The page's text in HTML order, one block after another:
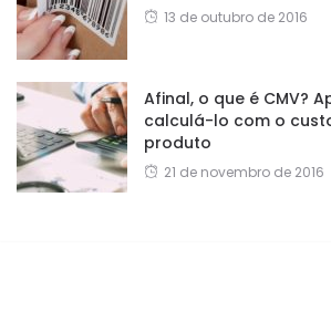
13 de outubro de 2016
Afinal, o que é CMV?
calculá-lo com o
produto
21 de novembro de 2016